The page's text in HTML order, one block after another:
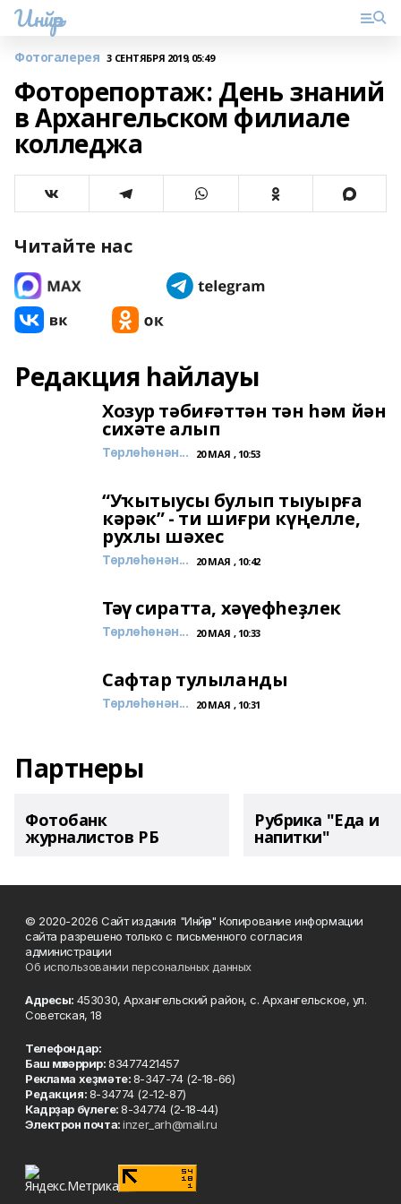
Инйәр
Фотогалерея 3 СЕНТЯБРЯ 2019, 05:49
Фоторепортаж: День знаний
в Архангельском филиале
колледжа
Читайте нас
Редакция һайлауы
Хозур тәбиғәттән тән һәм йән
сихәте алып
Төрлөһөнән... 20 МАЯ , 10:53
“Уҡытыусы булып тыуырға
кәрәк” - ти шиғри күңелле,
рухлы шәхес
Төрлөһөнән... 20 МАЯ , 10:42
Тәү сиратта, хәүефһеҙлек
Төрлөһөнән... 20 МАЯ , 10:33
Сафтар тулыланды
Төрлөһөнән... 20 МАЯ , 10:31
Партнеры
Фотобанк
журналистов РБ
Рубрика "Еда и
напитки"
© 2020-2026 Сайт издания "Инйәр" Копирование информации
сайта разрешено только с письменного согласия
администрации
Об использовании персональных данных
Адресы: 453030, Архангельский район, с. Архангельское, ул.
Советская, 18
Телефондар:
Баш мөхәррир:83477421457
Реклама хеҙмәте:8-347-74 (2-18-66)
Редакция:8-34774 (2-12-87)
Кадрҙар бүлеге:8-34774 (2-18-44)
Электрон почта:inzer_arh@mail.ru